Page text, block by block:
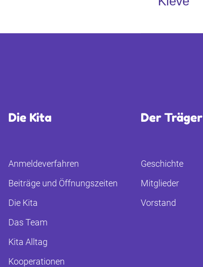
Die Kita
Anmeldeverfahren
Beiträge und Öffnungszeiten
Die Kita
Das Team
Kita Alltag
Kooperationen
Der Träger
Geschichte
Mitglieder
Vorstand